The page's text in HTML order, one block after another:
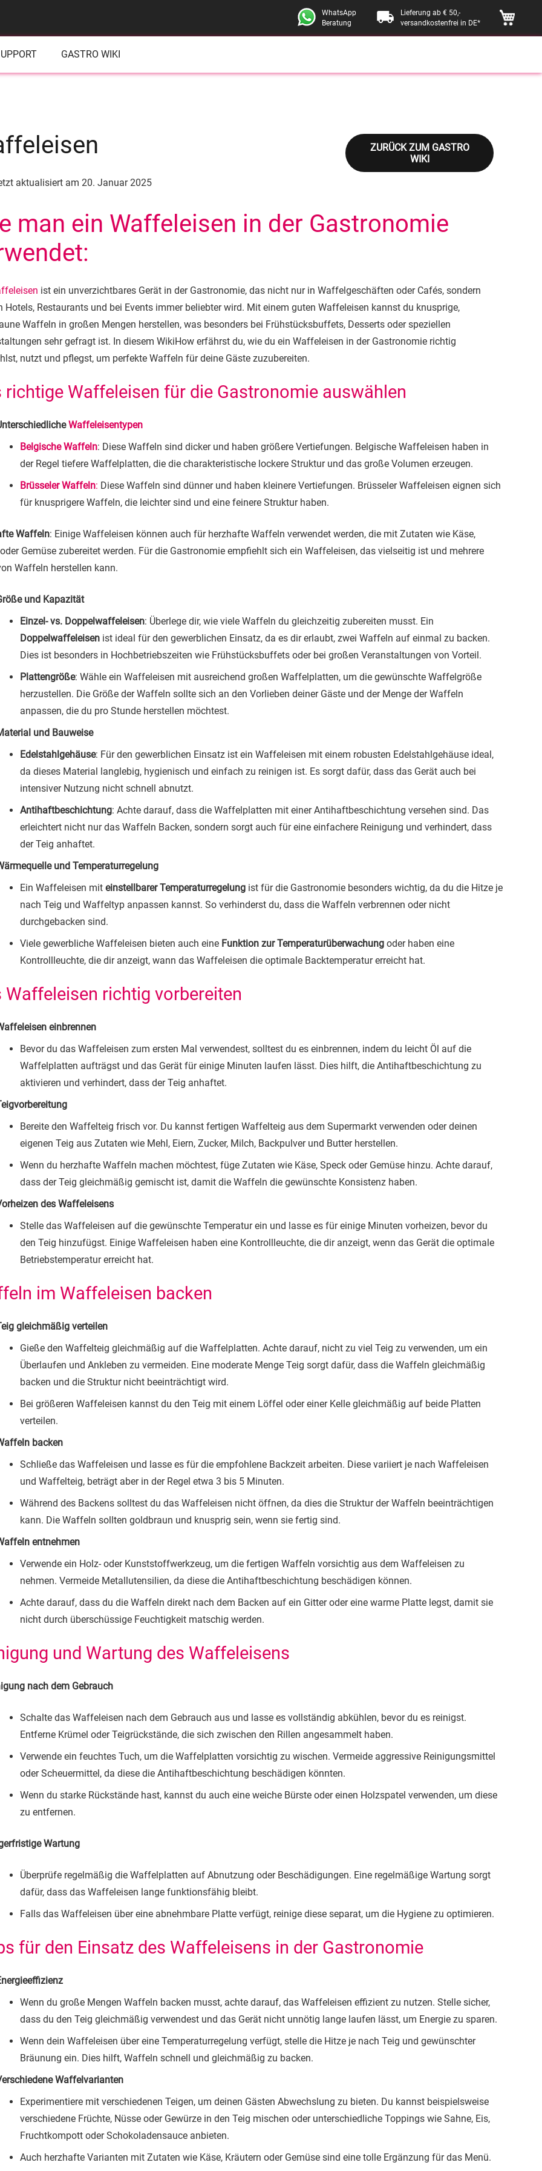
WhatsApp
Beratung
local_shipping
Lieferung ab € 50,-
versandkostenfrei in DE*
GASTRO WIKI
aktualisiert am20. Januar 2025
ZURÜCK ZUM GASTRO
WIKI
man ein Waffeleisen in der Gastronomie
ist ein unverzichtbares Gerät in der Gastronomie, das nicht nur in Waffelgeschäften oder Cafés, sondern
Hotels, Restaurants und bei Events immer beliebter wird. Mit einem guten Waffeleisen kannst du knusprige,
Waffeln in großen Mengen herstellen, was besonders bei Frühstücksbuffets, Desserts oder speziellen
sehr gefragt ist. In diesem WikiHow erfährst du, wie du ein Waffeleisen in der Gastronomie richtig
nutzt und pflegst, um perfekte Waffeln für deine Gäste zuzubereiten.
richtige Waffeleisen für die Gastronomie auswählen
Waffeleisentypen
Belgische Waffeln: Diese Waffeln sind dicker und haben größere Vertiefungen. Belgische Waffeleisen haben in
der Regel tiefere Waffelplatten, die die charakteristische lockere Struktur und das große Volumen erzeugen.
Brüsseler Waffeln: Diese Waffeln sind dünner und haben kleinere Vertiefungen. Brüsseler Waffeleisen eignen sich
für knusprigere Waffeln, die leichter sind und eine feinere Struktur haben.
Waffeln: Einige Waffeleisen können auch für herzhafte Waffeln verwendet werden, die mit Zutaten wie Käse,
Gemüse zubereitet werden. Für die Gastronomie empfiehlt sich ein Waffeleisen, das vielseitig ist und mehrere
Waffeln herstellen kann.
und Kapazität
Einzel- vs. Doppelwaffeleisen: Überlege dir, wie viele Waffeln du gleichzeitig zubereiten musst. Ein
Doppelwaffeleisen ist ideal für den gewerblichen Einsatz, da es dir erlaubt, zwei Waffeln auf einmal zu backen.
Dies ist besonders in Hochbetriebszeiten wie Frühstücksbuffets oder bei großen Veranstaltungen von Vorteil.
Plattengröße: Wähle ein Waffeleisen mit ausreichend großen Waffelplatten, um die gewünschte Waffelgröße
herzustellen. Die Größe der Waffeln sollte sich an den Vorlieben deiner Gäste und der Menge der Waffeln
anpassen, die du pro Stunde herstellen möchtest.
und Bauweise
Edelstahlgehäuse: Für den gewerblichen Einsatz ist ein Waffeleisen mit einem robusten Edelstahlgehäuse ideal,
da dieses Material langlebig, hygienisch und einfach zu reinigen ist. Es sorgt dafür, dass das Gerät auch bei
intensiver Nutzung nicht schnell abnutzt.
Antihaftbeschichtung: Achte darauf, dass die Waffelplatten mit einer Antihaftbeschichtung versehen sind. Das
erleichtert nicht nur das Waffeln Backen, sondern sorgt auch für eine einfachere Reinigung und verhindert, dass
der Teig anhaftet.
und Temperaturregelung
Ein Waffeleisen mit einstellbarer Temperaturregelung ist für die Gastronomie besonders wichtig, da du die Hitze je
nach Teig und Waffeltyp anpassen kannst. So verhinderst du, dass die Waffeln verbrennen oder nicht
durchgebacken sind.
Viele gewerbliche Waffeleisen bieten auch eine Funktion zur Temperaturüberwachung oder haben eine
Kontrollleuchte, die dir anzeigt, wann das Waffeleisen die optimale Backtemperatur erreicht hat.
Waffeleisen richtig vorbereiten
einbrennen
Bevor du das Waffeleisen zum ersten Mal verwendest, solltest du es einbrennen, indem du leicht Öl auf die
Waffelplatten aufträgst und das Gerät für einige Minuten laufen lässt. Dies hilft, die Antihaftbeschichtung zu
aktivieren und verhindert, dass der Teig anhaftet.
Bereite den Waffelteig frisch vor. Du kannst fertigen Waffelteig aus dem Supermarkt verwenden oder deinen
eigenen Teig aus Zutaten wie Mehl, Eiern, Zucker, Milch, Backpulver und Butter herstellen.
Wenn du herzhafte Waffeln machen möchtest, füge Zutaten wie Käse, Speck oder Gemüse hinzu. Achte darauf,
dass der Teig gleichmäßig gemischt ist, damit die Waffeln die gewünschte Konsistenz haben.
des Waffeleisens
Stelle das Waffeleisen auf die gewünschte Temperatur ein und lasse es für einige Minuten vorheizen, bevor du
den Teig hinzufügst. Einige Waffeleisen haben eine Kontrollleuchte, die dir anzeigt, wenn das Gerät die optimale
Betriebstemperatur erreicht hat.
im Waffeleisen backen
gleichmäßig verteilen
Gieße den Waffelteig gleichmäßig auf die Waffelplatten. Achte darauf, nicht zu viel Teig zu verwenden, um ein
Überlaufen und Ankleben zu vermeiden. Eine moderate Menge Teig sorgt dafür, dass die Waffeln gleichmäßig
backen und die Struktur nicht beeinträchtigt wird.
Bei größeren Waffeleisen kannst du den Teig mit einem Löffel oder einer Kelle gleichmäßig auf beide Platten
verteilen.
backen
Schließe das Waffeleisen und lasse es für die empfohlene Backzeit arbeiten. Diese variiert je nach Waffeleisen
und Waffelteig, beträgt aber in der Regel etwa 3 bis 5 Minuten.
Während des Backens solltest du das Waffeleisen nicht öffnen, da dies die Struktur der Waffeln beeinträchtigen
kann. Die Waffeln sollten goldbraun und knusprig sein, wenn sie fertig sind.
entnehmen
Verwende ein Holz- oder Kunststoffwerkzeug, um die fertigen Waffeln vorsichtig aus dem Waffeleisen zu
nehmen. Vermeide Metallutensilien, da diese die Antihaftbeschichtung beschädigen können.
Achte darauf, dass du die Waffeln direkt nach dem Backen auf ein Gitter oder eine warme Platte legst, damit sie
nicht durch überschüssige Feuchtigkeit matschig werden.
und Wartung des Waffeleisens
nach dem Gebrauch
Schalte das Waffeleisen nach dem Gebrauch aus und lasse es vollständig abkühlen, bevor du es reinigst.
Entferne Krümel oder Teigrückstände, die sich zwischen den Rillen angesammelt haben.
Verwende ein feuchtes Tuch, um die Waffelplatten vorsichtig zu wischen. Vermeide aggressive Reinigungsmittel
oder Scheuermittel, da diese die Antihaftbeschichtung beschädigen könnten.
Wenn du starke Rückstände hast, kannst du auch eine weiche Bürste oder einen Holzspatel verwenden, um diese
zu entfernen.
Wartung
Überprüfe regelmäßig die Waffelplatten auf Abnutzung oder Beschädigungen. Eine regelmäßige Wartung sorgt
dafür, dass das Waffeleisen lange funktionsfähig bleibt.
Falls das Waffeleisen über eine abnehmbare Platte verfügt, reinige diese separat, um die Hygiene zu optimieren.
für den Einsatz des Waffeleisens in der Gastronomie
Wenn du große Mengen Waffeln backen musst, achte darauf, das Waffeleisen effizient zu nutzen. Stelle sicher,
dass du den Teig gleichmäßig verwendest und das Gerät nicht unnötig lange laufen lässt, um Energie zu sparen.
Wenn dein Waffeleisen über eine Temperaturregelung verfügt, stelle die Hitze je nach Teig und gewünschter
Bräunung ein. Dies hilft, Waffeln schnell und gleichmäßig zu backen.
Waffelvarianten
Experimentiere mit verschiedenen Teigen, um deinen Gästen Abwechslung zu bieten. Du kannst beispielsweise
verschiedene Früchte, Nüsse oder Gewürze in den Teig mischen oder unterschiedliche Toppings wie Sahne, Eis,
Fruchtkompott oder Schokoladensauce anbieten.
Auch herzhafte Varianten mit Zutaten wie Käse, Kräutern oder Gemüse sind eine tolle Ergänzung für das Menü.